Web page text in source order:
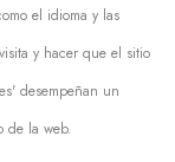
el idioma y las
y hacer que el sitio
desempeñan un
de la web.